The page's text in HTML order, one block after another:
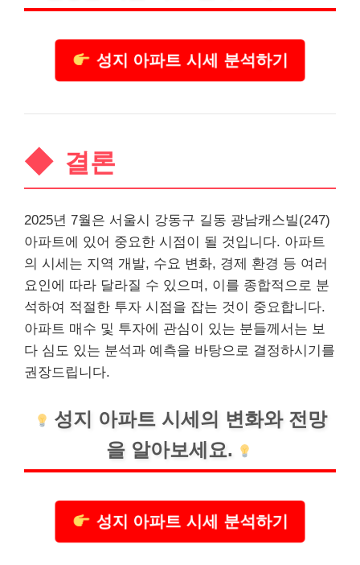
성지 아파트 시세 분석하기
결론
2025년 7월은 서울시 강동구 길동 광남캐스빌(247)
아파트에 있어 중요한 시점이 될 것입니다. 아파트
의 시세는 지역 개발, 수요 변화, 경제 환경 등 여러
요인에 따라 달라질 수 있으며, 이를 종합적으로 분
석하여 적절한 투자 시점을 잡는 것이 중요합니다.
아파트 매수 및 투자에 관심이 있는 분들께서는 보
다 심도 있는 분석과 예측을 바탕으로 결정하시기를
권장드립니다.
성지 아파트 시세의 변화와 전망
을 알아보세요.
성지 아파트 시세 분석하기